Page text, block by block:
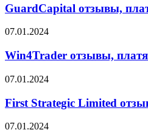
платят
или
нет?
GuardCapital отзывы,
Win4Trader
платят
нет?
07.01.2024
Win4Trader отзывы,
First
Limited
отзывы,
платят
07.01.2024
First Strategic Limited
Accuindex
07.01.2024